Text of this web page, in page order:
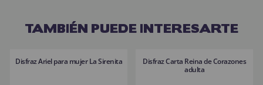
TAMBIÉN PUEDE INTERESARTE
Disfraz Ariel para mujer La Sirenita
Disfraz Carta Reina de Corazones
adulta